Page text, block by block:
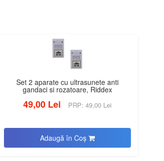
Set 2 aparate cu ultrasunete anti
gandaci si rozatoare, Riddex
49,00 Lei PRP: 49,00 Lei
Adaugă în Coş